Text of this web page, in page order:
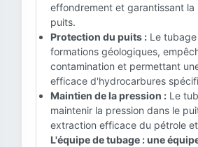
effondrement et garantissant la
puits.
Protection du puits : Le
formations géologiques,
contamination et permettant
efficace d'hydrocarbures
Maintien de la pression : Le
maintenir la pression dans le
extraction efficace du pétrole
L'équipe de tubage : une